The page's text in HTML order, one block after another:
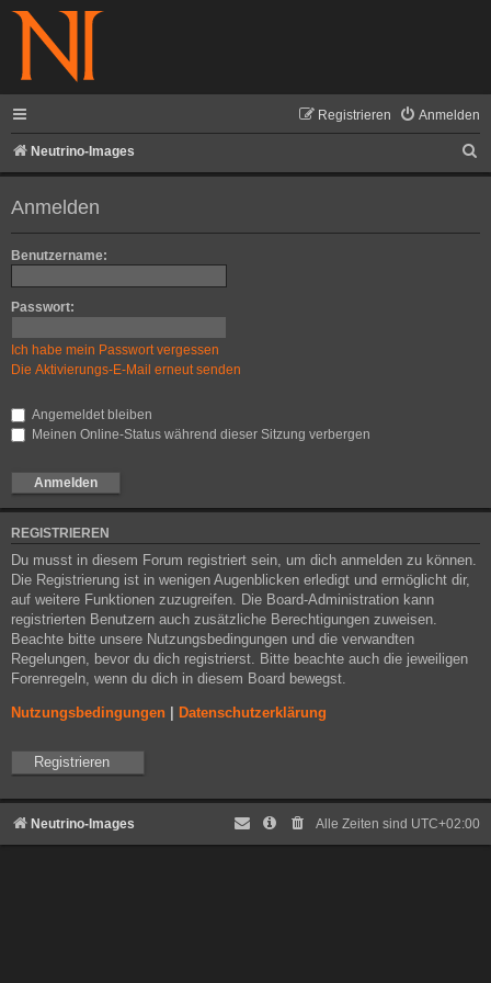
Anmelden
Registrieren
Neutrino-Images
u
Anmelden
Benutzername:
Passwort:
Ich habe mein Passwort vergessen
Die Aktivierungs-E-Mail erneut senden
Angemeldet bleiben
Meinen Online-Status während dieser Sitzung verbergen
REGISTRIEREN
Du musst in diesem Forum registriert sein, um dich anmelden zu können.
Die Registrierung ist in wenigen Augenblicken erledigt und ermöglicht dir,
auf weitere Funktionen zuzugreifen. Die Board-Administration kann
registrierten Benutzern auch zusätzliche Berechtigungen zuweisen.
Beachte bitte unsere Nutzungsbedingungen und die verwandten
Regelungen, bevor du dich registrierst. Bitte beachte auch die jeweiligen
Forenregeln, wenn du dich in diesem Board bewegst.
Nutzungsbedingungen Datenschutzerklärung
Registrieren
Neutrino-Images Alle Zeiten sind UTC+02:00